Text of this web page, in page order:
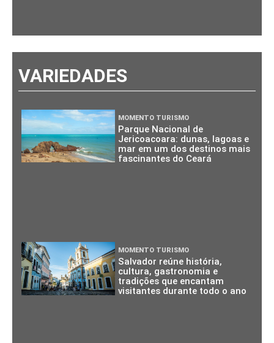
VARIEDADES
MOMENTO TURISMO
Parque Nacional de
Jericoacoara: dunas, lagoas e
mar em um dos destinos mais
fascinantes do Ceará
MOMENTO TURISMO
Salvador reúne história,
cultura, gastronomia e
tradições que encantam
visitantes durante todo o ano